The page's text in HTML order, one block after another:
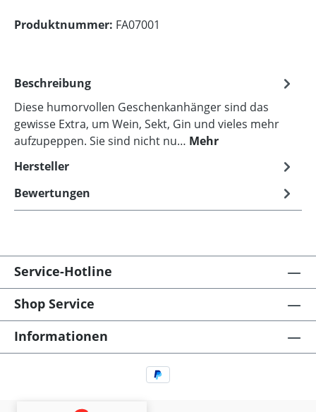
Produktnummer: FA07001
Beschreibung
Diese humorvollen Geschenkanhänger sind das
gewisse Extra, um Wein, Sekt, Gin und vieles mehr
aufzupeppen. Sie sind nicht nu… Mehr
Hersteller
Bewertungen
Service-Hotline
Shop Service
Informationen